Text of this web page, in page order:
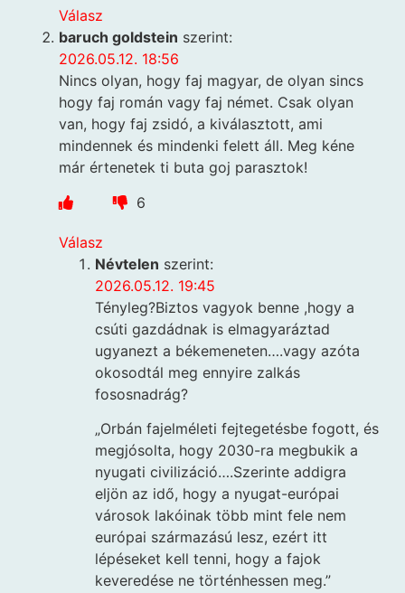
Válasz
baruch goldstein szerint:
2026.05.12. 18:56
Nincs olyan, hogy faj magyar, de olyan sincs
hogy faj román vagy faj német. Csak olyan
van, hogy faj zsidó, a kiválasztott, ami
mindennek és mindenki felett áll. Meg kéne
már értenetek ti buta goj parasztok!
6
Válasz
Névtelen szerint:
2026.05.12. 19:45
Tényleg?Biztos vagyok benne ,hogy a
csúti gazdádnak is elmagyaráztad
ugyanezt a békemeneten….vagy azóta
okosodtál meg ennyire zalkás
fososnadrág?
„Orbán fajelméleti fejtegetésbe fogott, és
megjósolta, hogy 2030-ra megbukik a
nyugati civilizáció….Szerinte addigra
eljön az idő, hogy a nyugat-európai
városok lakóinak több mint fele nem
európai származású lesz, ezért itt
lépéseket kell tenni, hogy a fajok
keveredése ne történhessen meg.”